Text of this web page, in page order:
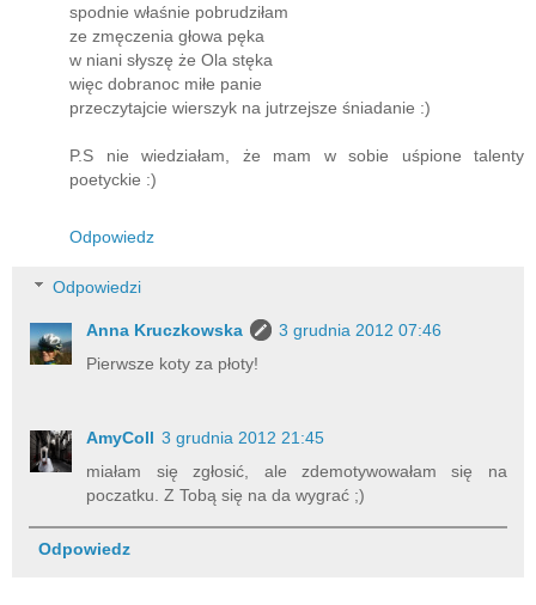
wyobraźnię pobudziłam
spodnie właśnie pobrudziłam
ze zmęczenia głowa pęka
w niani słyszę że Ola stęka
więc dobranoc miłe panie
P.S nie wiedziałam, że mam w sobie uśpione talenty
miałam się zgłosić, ale zdemotywowałam się na